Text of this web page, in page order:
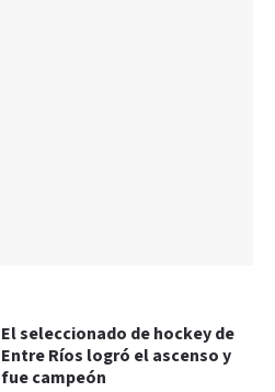
El seleccionado de hockey de
Entre Ríos logró el ascenso y
fue campeón